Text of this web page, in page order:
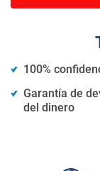
100%
Garantía de
del dinero